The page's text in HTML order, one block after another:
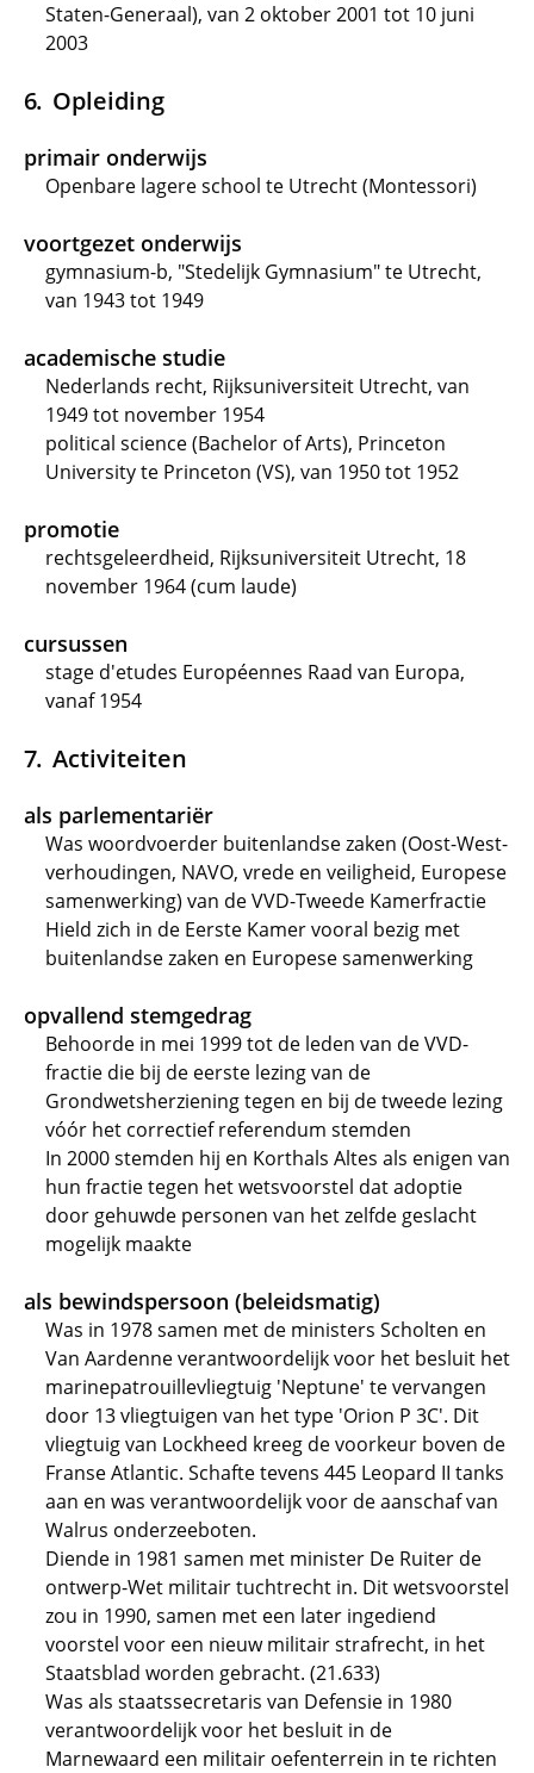
Staten-Generaal), van 2 oktober 2001 tot 10 juni
2003
Opleiding
primair onderwijs
Openbare lagere school te Utrecht (Montessori)
voortgezet onderwijs
gymnasium-b, "Stedelijk Gymnasium" te Utrecht,
van 1943 tot 1949
academische studie
Nederlands recht, Rijksuniversiteit Utrecht, van
1949 tot november 1954
political science (Bachelor of Arts), Princeton
University te Princeton (VS), van 1950 tot 1952
promotie
rechtsgeleerdheid, Rijksuniversiteit Utrecht, 18
november 1964 (cum laude)
cursussen
stage d'etudes Européennes Raad van Europa,
vanaf 1954
Activiteiten
als parlementariër
Was woordvoerder buitenlandse zaken (Oost-West-
verhoudingen, NAVO, vrede en veiligheid, Europese
samenwerking) van de VVD-Tweede Kamerfractie
Hield zich in de Eerste Kamer vooral bezig met
buitenlandse zaken en Europese samenwerking
opvallend stemgedrag
Behoorde in mei 1999 tot de leden van de VVD-
fractie die bij de eerste lezing van de
Grondwetsherziening tegen en bij de tweede lezing
vóór het correctief referendum stemden
In 2000 stemden hij en Korthals Altes als enigen van
hun fractie tegen het wetsvoorstel dat adoptie
door gehuwde personen van het zelfde geslacht
mogelijk maakte
als bewindspersoon (beleidsmatig)
Was in 1978 samen met de ministers Scholten en
Van Aardenne verantwoordelijk voor het besluit het
marinepatrouillevliegtuig 'Neptune' te vervangen
door 13 vliegtuigen van het type 'Orion P 3C'. Dit
vliegtuig van Lockheed kreeg de voorkeur boven de
Franse Atlantic. Schafte tevens 445 Leopard II tanks
aan en was verantwoordelijk voor de aanschaf van
Walrus onderzeeboten.
Diende in 1981 samen met minister De Ruiter de
ontwerp-Wet militair tuchtrecht in. Dit wetsvoorstel
zou in 1990, samen met een later ingediend
voorstel voor een nieuw militair strafrecht, in het
Staatsblad worden gebracht. (21.633)
Was als staatssecretaris van Defensie in 1980
verantwoordelijk voor het besluit in de
Marnewaard een militair oefenterrein in te richten